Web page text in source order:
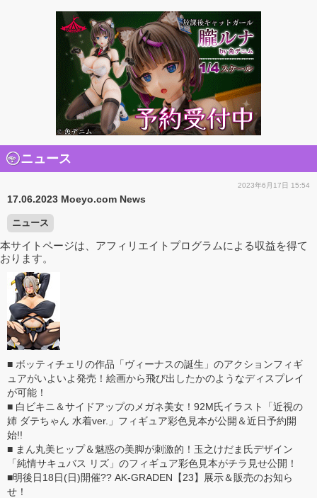
ニュース
2023年6月17日 15:54
17.06.2023 Moeyo.com News
ニュース
本サイトページは、アフィリエイトプログラムによる収益を得て
おります。
■ ボッティチェリの作品「ヴィーナスの誕生」のアクションフィギ
ュアがいよいよ発売！絵画から飛び出したかのようなディスプレイ
が可能！
■ 白ビキニ＆サイドアップのメガネ美女！92M氏イラスト「近視の
姉 ダテちゃん 水着ver.」フィギュア彩色見本が公開＆近日予約開
始!!
■ まん丸美ヒップ＆魅惑の美脚が刺激的！玉之けだま氏デザイン
「純情サキュバス リズ」のフィギュア彩色見本がチラ見せ公開！
■明後日18日(日)開催?? AK-GRADEN【23】展示＆販売のお知ら
せ！